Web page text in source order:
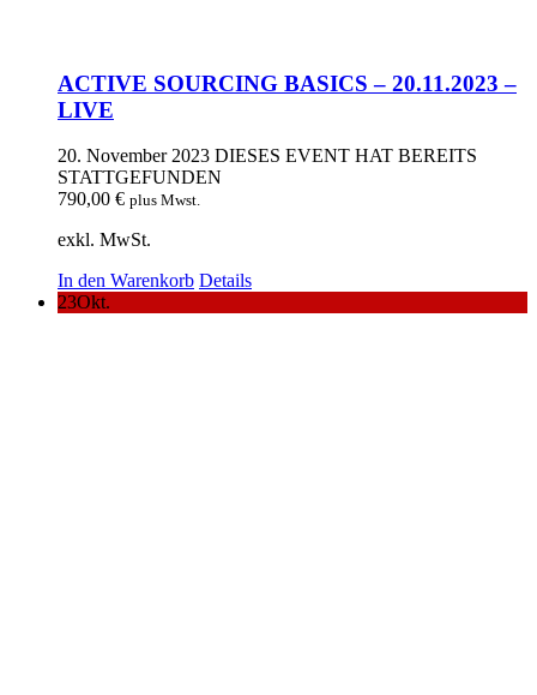
ACTIVE SOURCING BASICS – 20.11.2023 –
LIVE
20. November 2023 DIESES EVENT HAT BEREITS
STATTGEFUNDEN
790,00 € plus Mwst.
exkl. MwSt.
In den Warenkorb Details
23Okt.